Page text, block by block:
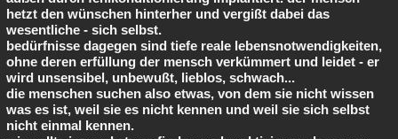
hetzt den wünschen hinterher und vergißt dabei das
wesentliche - sich selbst.
bedürfnisse dagegen sind tiefe reale lebensnotwendigkeiten,
ohne deren erfüllung der mensch verkümmert und leidet - er
wird unsensibel, unbewußt, lieblos, schwach...
die menschen suchen also etwas, von dem sie nicht wissen
was es ist, weil sie es nicht kennen und weil sie sich selbst
nicht einmal kennen.